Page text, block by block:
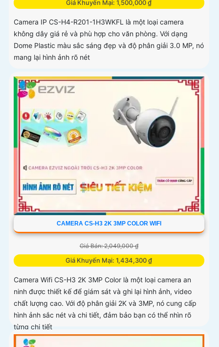
Giá Khuyến Mại: 1,500,000 ₫
Camera IP CS-H4-R201-1H3WKFL là một loại camera
không dây giá rẻ và phù hợp cho văn phòng. Với dạng
Dome Plastic màu sắc sáng đẹp và độ phân giải 3.0 MP, nó
mang lại hình ảnh rõ nét
CAMERA CS-H3 2K 3MP COLOR WIFI
Giá Bán: 2,049,000 ₫
Giá Khuyến Mại: 1,434,300 ₫
Camera Wifi CS-H3 2K 3MP Color là một loại camera an
ninh được thiết kế để giám sát và ghi lại hình ảnh, video
chất lượng cao. Với độ phân giải 2K và 3MP, nó cung cấp
hình ảnh sắc nét và chi tiết, đảm bảo bạn có thể nhìn rõ
từng chi tiết